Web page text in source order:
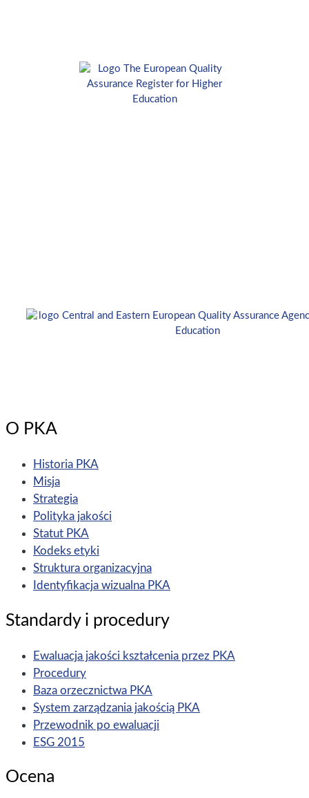
O PKA
Historia PKA
Misja
Strategia
Polityka jakości
Statut PKA
Kodeks etyki
Struktura organizacyjna
Identyfikacja wizualna PKA
Standardy i procedury
Ewaluacja jakości kształcenia przez PKA
Procedury
Baza orzecznictwa PKA
System zarządzania jakością PKA
Przewodnik po ewaluacji
ESG 2015
Ocena